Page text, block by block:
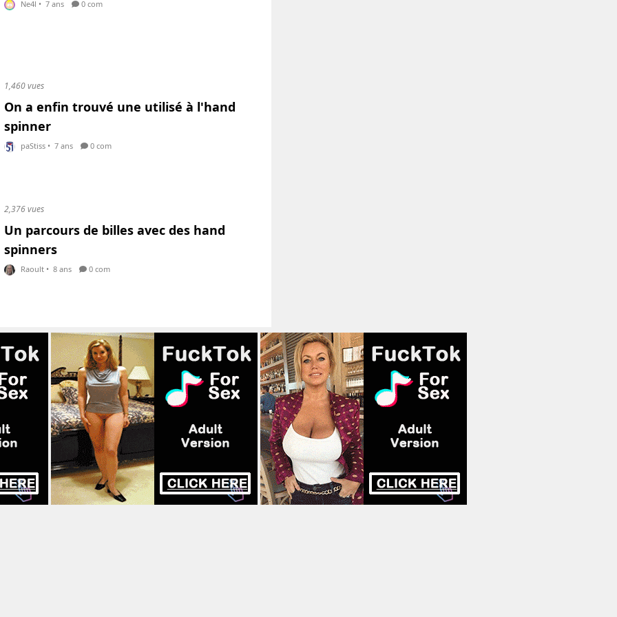
Ne4l • 7 ans 0 com
1,460 vues
On a enfin trouvé une utilisé à l'hand
spinner
paStiss • 7 ans 0 com
2,376 vues
Un parcours de billes avec des hand
spinners
Raoult • 8 ans 0 com